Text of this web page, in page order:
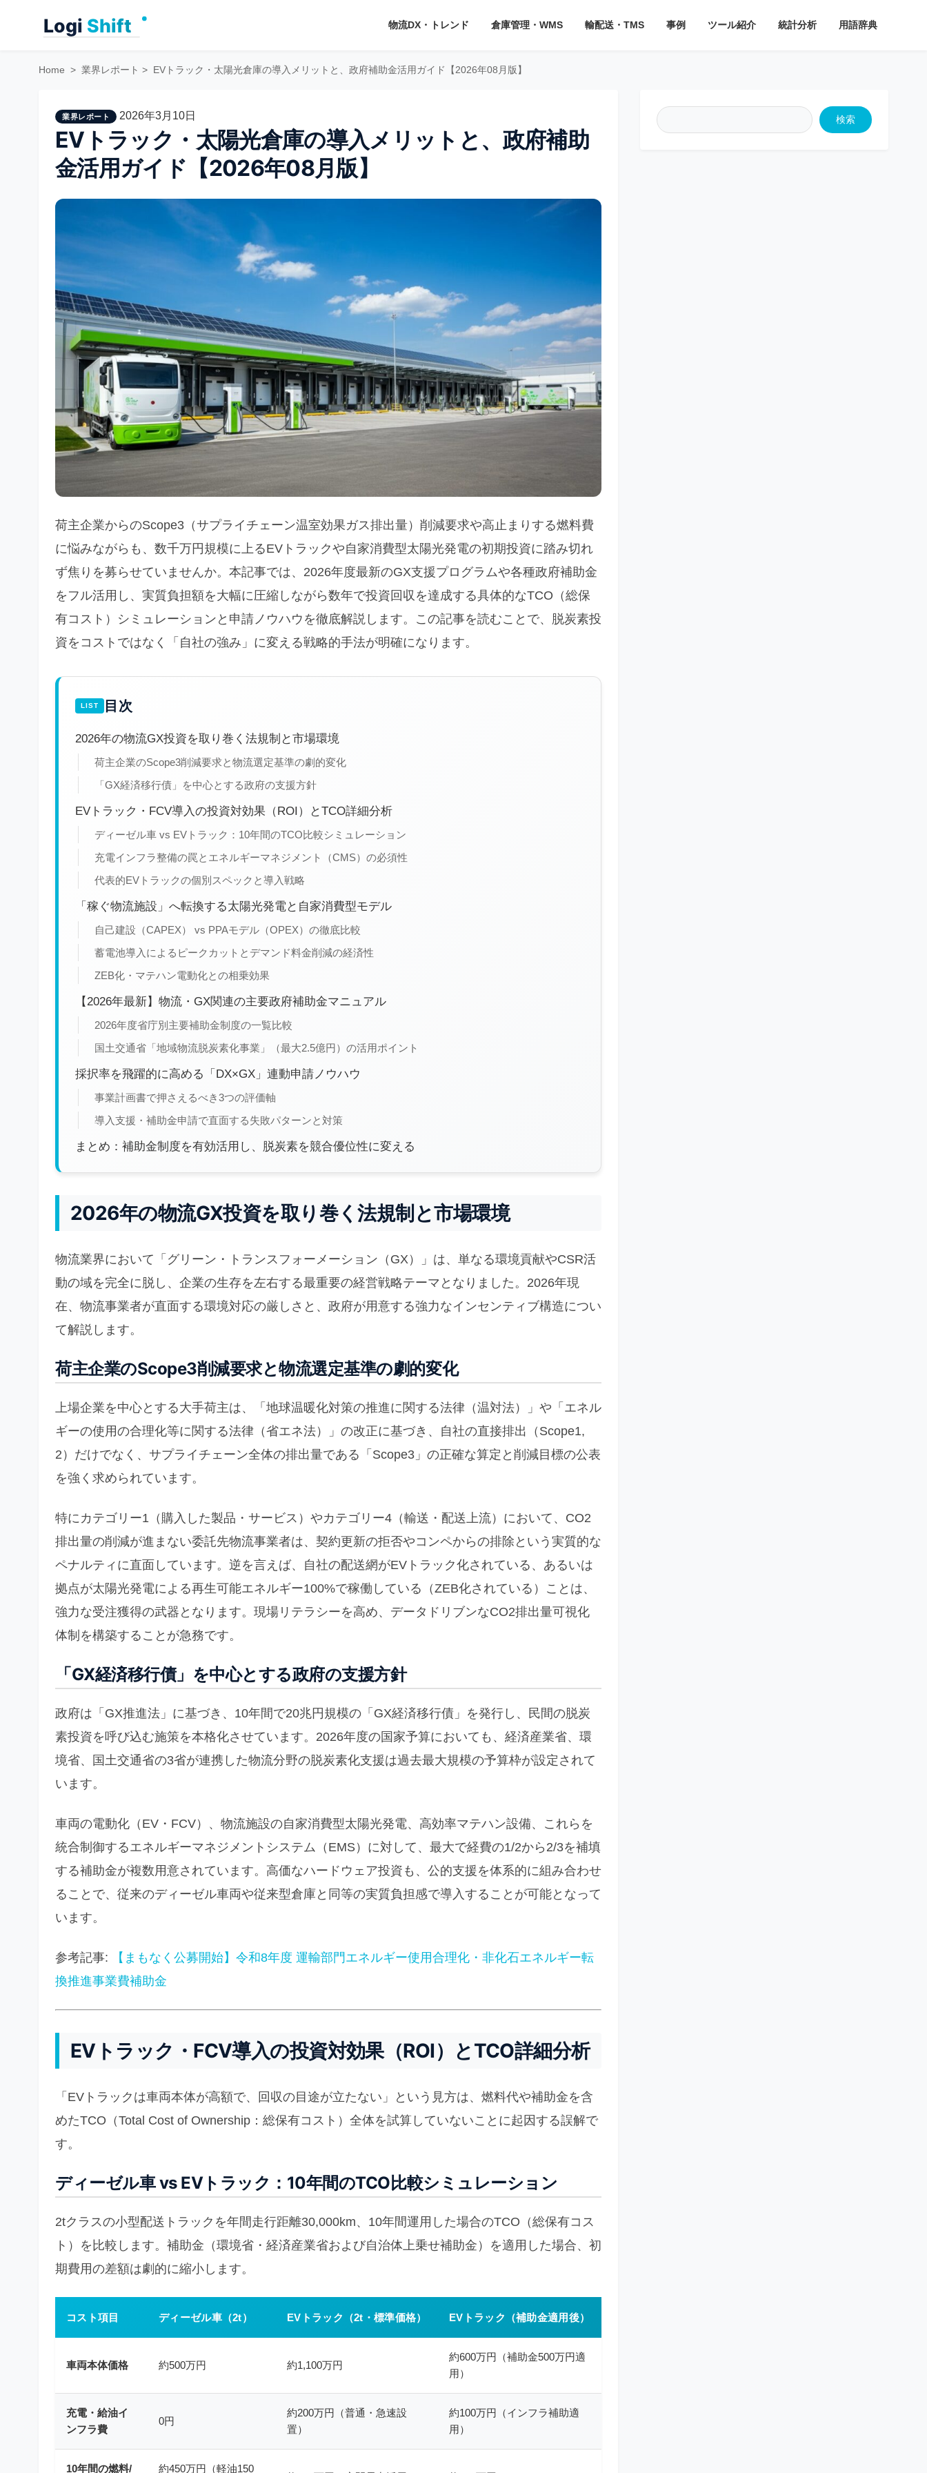
物流DX・トレンド 倉庫管理・WMS 輸配送・TMS 事例 ツール紹介 統計分析 用語辞典
Home > 業界レポート > EVトラック・太陽光倉庫の導入メリットと、政府補助金活用ガイド【2026年08月版】
業界レポート 2026年3月10日
EVトラック・太陽光倉庫の導入メリットと、政府補助
金活用ガイド【2026年08月版】
荷主企業からのScope3（サプライチェーン温室効果ガス排出量）削減要求や高止まりする燃料費
に悩みながらも、数千万円規模に上るEVトラックや自家消費型太陽光発電の初期投資に踏み切れ
ず焦りを募らせていませんか。本記事では、2026年度最新のGX支援プログラムや各種政府補助金
をフル活用し、実質負担額を大幅に圧縮しながら数年で投資回収を達成する具体的なTCO（総保
有コスト）シミュレーションと申請ノウハウを徹底解説します。この記事を読むことで、脱炭素投
資をコストではなく「自社の強み」に変える戦略的手法が明確になります。
目次
2026年の物流GX投資を取り巻く法規制と市場環境
荷主企業のScope3削減要求と物流選定基準の劇的変化
「GX経済移行債」を中心とする政府の支援方針
EVトラック・FCV導入の投資対効果（ROI）とTCO詳細分析
ディーゼル車 vs EVトラック：10年間のTCO比較シミュレーション
充電インフラ整備の罠とエネルギーマネジメント（CMS）の必須性
代表的EVトラックの個別スペックと導入戦略
「稼ぐ物流施設」へ転換する太陽光発電と自家消費型モデル
自己建設（CAPEX） vs PPAモデル（OPEX）の徹底比較
蓄電池導入によるピークカットとデマンド料金削減の経済性
ZEB化・マテハン電動化との相乗効果
【2026年最新】物流・GX関連の主要政府補助金マニュアル
2026年度省庁別主要補助金制度の一覧比較
国土交通省「地域物流脱炭素化事業」（最大2.5億円）の活用ポイント
採択率を飛躍的に高める「DX×GX」連動申請ノウハウ
事業計画書で押さえるべき3つの評価軸
導入支援・補助金申請で直面する失敗パターンと対策
まとめ：補助金制度を有効活用し、脱炭素を競合優位性に変える
2026年の物流GX投資を取り巻く法規制と市場環境
物流業界において「グリーン・トランスフォーメーション（GX）」は、単なる環境貢献やCSR活
動の域を完全に脱し、企業の生存を左右する最重要の経営戦略テーマとなりました。2026年現
在、物流事業者が直面する環境対応の厳しさと、政府が用意する強力なインセンティブ構造につい
て解説します。
荷主企業のScope3削減要求と物流選定基準の劇的変化
上場企業を中心とする大手荷主は、「地球温暖化対策の推進に関する法律（温対法）」や「エネル
ギーの使用の合理化等に関する法律（省エネ法）」の改正に基づき、自社の直接排出（Scope1,
2）だけでなく、サプライチェーン全体の排出量である「Scope3」の正確な算定と削減目標の公表
を強く求められています。
特にカテゴリー1（購入した製品・サービス）やカテゴリー4（輸送・配送上流）において、CO2
排出量の削減が進まない委託先物流事業者は、契約更新の拒否やコンペからの排除という実質的な
ペナルティに直面しています。逆を言えば、自社の配送網がEVトラック化されている、あるいは
拠点が太陽光発電による再生可能エネルギー100%で稼働している（ZEB化されている）ことは、
強力な受注獲得の武器となります。現場リテラシーを高め、データドリブンなCO2排出量可視化
体制を構築することが急務です。
「GX経済移行債」を中心とする政府の支援方針
政府は「GX推進法」に基づき、10年間で20兆円規模の「GX経済移行債」を発行し、民間の脱炭
素投資を呼び込む施策を本格化させています。2026年度の国家予算においても、経済産業省、環
境省、国土交通省の3省が連携した物流分野の脱炭素化支援は過去最大規模の予算枠が設定されて
います。
車両の電動化（EV・FCV）、物流施設の自家消費型太陽光発電、高効率マテハン設備、これらを
統合制御するエネルギーマネジメントシステム（EMS）に対して、最大で経費の1/2から2/3を補填
する補助金が複数用意されています。高価なハードウェア投資も、公的支援を体系的に組み合わせ
ることで、従来のディーゼル車両や従来型倉庫と同等の実質負担感で導入することが可能となって
います。
参考記事:
【まもなく公募開始】令和8年度 運輸部門エネルギー使用合理化・非化石エネルギー転
換推進事業費補助金
EVトラック・FCV導入の投資対効果（ROI）とTCO詳細分析
「EVトラックは車両本体が高額で、回収の目途が立たない」という見方は、燃料代や補助金を含
めたTCO（Total Cost of Ownership：総保有コスト）全体を試算していないことに起因する誤解で
す。
ディーゼル車 vs EVトラック：10年間のTCO比較シミュレーション
2tクラスの小型配送トラックを年間走行距離30,000km、10年間運用した場合のTCO（総保有コス
ト）を比較します。補助金（環境省・経済産業省および自治体上乗せ補助金）を適用した場合、初
期費用の差額は劇的に縮小します。
コスト項目 ディーゼル車（2t） EVトラック（2t・標準価格） EVトラック（補助金適用後）
車両本体価格 約500万円 約1,100万円
約600万円（補助金500万円適
用）
充電・給油イ
ンフラ費
0円
約200万円（普通・急速設
置）
約100万円（インフラ補助適
用）
10年間の燃料/ 約450万円（軽油150
検索